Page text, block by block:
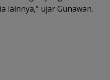
lainnya,” ujar Gunawan.